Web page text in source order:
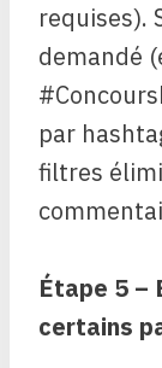
requises).
demandé
par
filtres
Étape 5 –
certains